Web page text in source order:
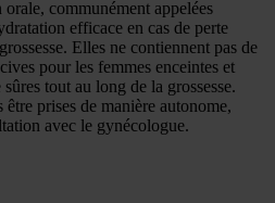
communément appelées
efficace en cas de perte
Elles ne contiennent pas de
pour les femmes enceintes et
tout au long de la grossesse.
prises de manière autonome,
avec le gynécologue.